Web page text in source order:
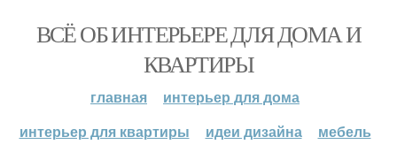
ВСЁ ОБ ИНТЕРЬЕРЕ ДЛЯ ДОМА И
КВАРТИРЫ
главная
интерьер для дома
интерьер для квартиры
идеи дизайна мебель